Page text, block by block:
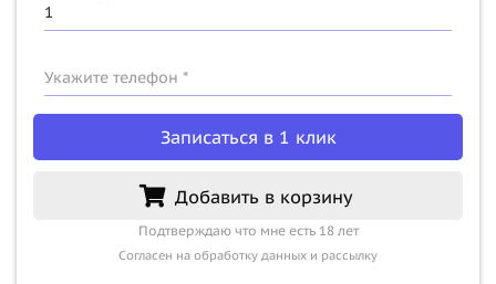
Укажите телефон *
Записаться в 1 клик
Добавить в корзину
Подтверждаю что мне есть 18 лет
Согласен на обработку данных и рассылку